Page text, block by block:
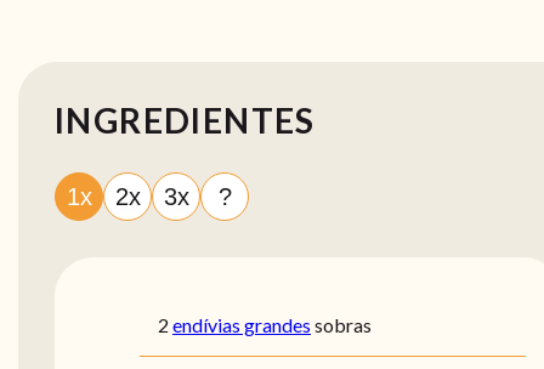
INGREDIENTES
1x 2x 3x ?
2 endívias grandes sobras